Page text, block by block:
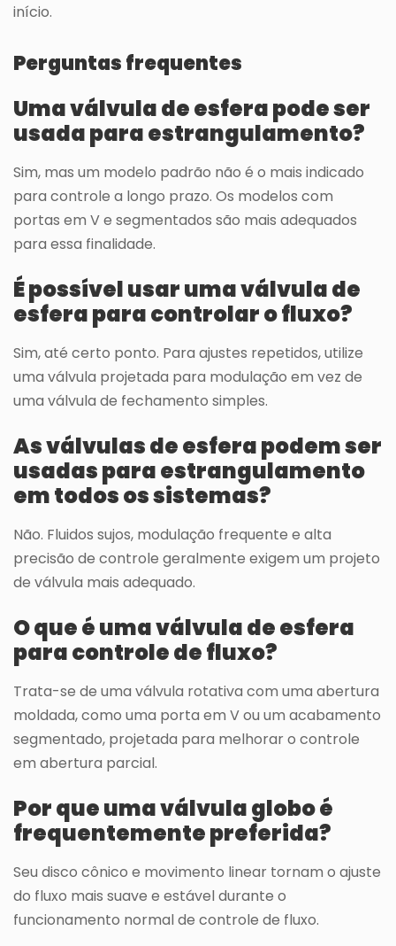
início.
Perguntas frequentes
Uma válvula de esfera pode ser
usada para estrangulamento?
Sim, mas um modelo padrão não é o mais indicado
para controle a longo prazo. Os modelos com
portas em V e segmentados são mais adequados
para essa finalidade.
É possível usar uma válvula de
esfera para controlar o fluxo?
Sim, até certo ponto. Para ajustes repetidos, utilize
uma válvula projetada para modulação em vez de
uma válvula de fechamento simples.
As válvulas de esfera podem ser
usadas para estrangulamento
em todos os sistemas?
Não. Fluidos sujos, modulação frequente e alta
precisão de controle geralmente exigem um projeto
de válvula mais adequado.
O que é uma válvula de esfera
para controle de fluxo?
Trata-se de uma válvula rotativa com uma abertura
moldada, como uma porta em V ou um acabamento
segmentado, projetada para melhorar o controle
em abertura parcial.
Por que uma válvula globo é
frequentemente preferida?
Seu disco cônico e movimento linear tornam o ajuste
do fluxo mais suave e estável durante o
funcionamento normal de controle de fluxo.